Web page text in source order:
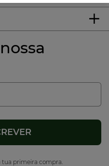
tua primeira compra.